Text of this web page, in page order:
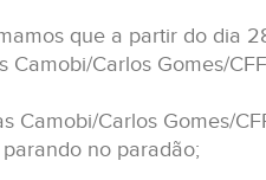
que a partir do dia
Camobi/Carlos Gomes/
Camobi/Carlos Gomes/
no paradão;